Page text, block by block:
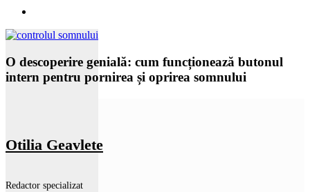
O descoperire genială: cum funcționează butonul
intern pentru pornirea și oprirea somnului
Otilia Geavlete
Redactor specializat